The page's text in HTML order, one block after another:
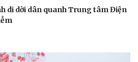
di dời dân quanh Trung tâm Điện